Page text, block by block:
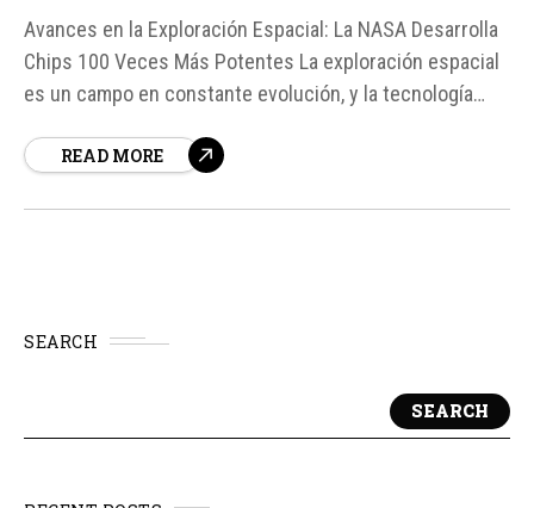
Avances en la Exploración Espacial: La NASA Desarrolla
Chips 100 Veces Más Potentes La exploración espacial
es un campo en constante evolución, y la tecnología
NASA, en colaboración con Microchip Technology, está
READ MORE
SEARCH
SEARCH